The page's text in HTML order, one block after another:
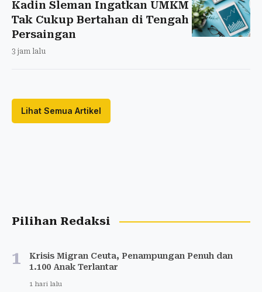
Kadin Sleman Ingatkan UMKM
Tak Cukup Bertahan di Tengah
Persaingan
3 jam lalu
Lihat Semua Artikel
Pilihan Redaksi
1
Krisis Migran Ceuta, Penampungan Penuh dan
1.100 Anak Terlantar
1 hari lalu